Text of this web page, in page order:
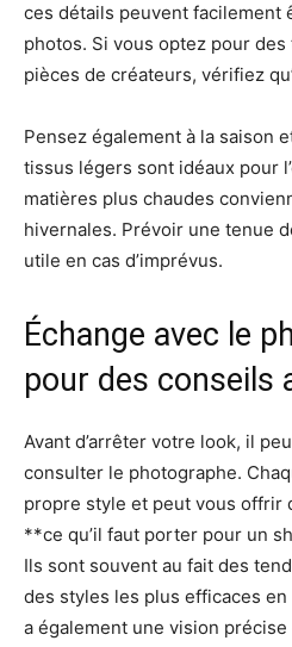
ces détails peuvent facilement
photos. Si vous optez pour
pièces de créateurs, vérifiez
Pensez également à la saison
tissus légers sont idéaux pour
matières plus chaudes
hivernales. Prévoir une tenue
utile en cas d’imprévus.
Échange avec le
pour des conseils
Avant d’arrêter votre look, il
consulter le photographe.
propre style et peut vous offrir
**ce qu’il faut porter pour un
Ils sont souvent au fait des
des styles les plus efficaces
a également une vision